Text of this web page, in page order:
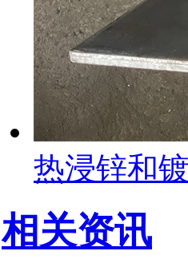
热浸锌和
相关资讯